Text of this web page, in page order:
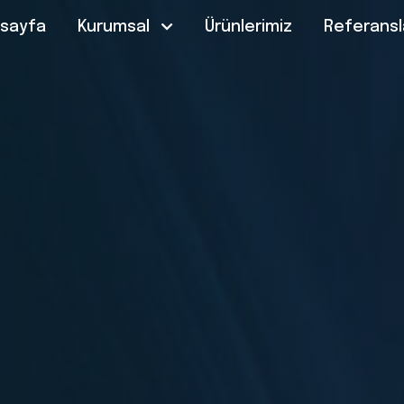
Kurumsal Ürünlerimiz